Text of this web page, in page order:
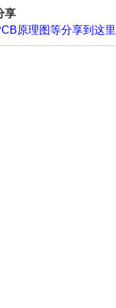
享
原理图等分享到这